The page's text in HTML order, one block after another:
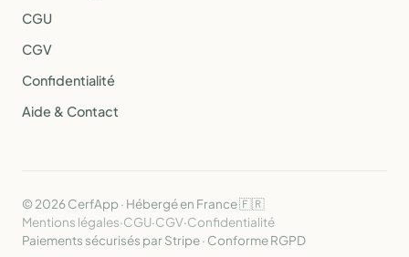
CGU
CGV
Confidentialité
Aide & Contact
© 2026 CerfApp · Hébergé en France 🇫🇷
Mentions légales·CGU·CGV·Confidentialité
Paiements sécurisés par Stripe · Conforme RGPD